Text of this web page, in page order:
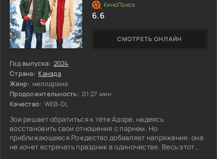
Год выпуска: 2024
Страна: Канада
Жанр: мелодрама
Продолжительность: 01:27 мин.
Качество: WEB-DL
Зои решает обратиться к тёте Адоре, надеясь
восстановить свои отношения с парнем. Но
приближающееся Рождество добавляет напряжения: она
не хочет встречать праздник в одиночестве. Весь этот
СМОТРЕТЬ ОНЛАЙН
6.6